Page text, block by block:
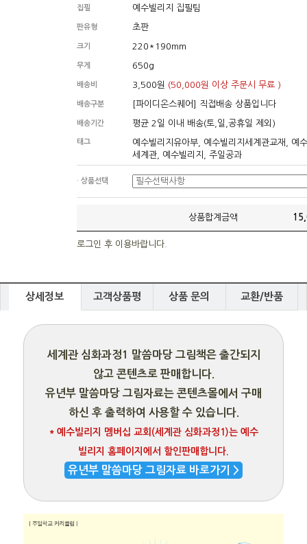
집필 예수빌리지 집필팀
판유형 초판
크기 220*190mm
무게 650g
배송비 3,500원 (50,000원 이상 주문시 무료 )
배송구분 [파이디온스퀘어] 직접배송 상품입니다
배송기간 평균 2일 이내 배송(토,일,공휴일 제외)
태그
예수빌리지유아부, 예수빌리지세계관교재, 예
세계관, 예수빌리지, 주일공과
· 상품선택
상품합계금액
로그인 후 이용바랍니다.
상세정보 고객상품평 상품 문의 교환/반품
세계관 심화과정1 말씀마당 그림책은 출간되지
않고 콘텐츠로 판매합니다.
유년부 말씀마당 그림자료는 콘텐츠몰에서 구매
하신 후 출력하여 사용할 수 있습니다.
* 예수빌리지 멤버십 교회(세계관 심화과정1)는 예수
빌리지 홈페이지에서 할인판매합니다.
유년부 말씀마당 그림자료 바로가기 >